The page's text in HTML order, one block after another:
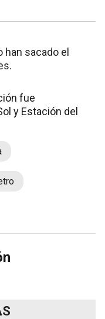
sacado el
fue
y Estación del